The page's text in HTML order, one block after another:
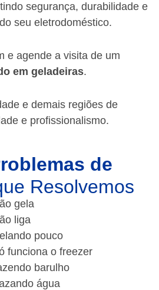
segurança, durabilidade e
seu eletrodoméstico.
e agende a visita de um
em geladeiras.
e demais regiões de
e profissionalismo.
de
Resolvemos
gela
liga
pouco
funciona o freezer
barulho
água